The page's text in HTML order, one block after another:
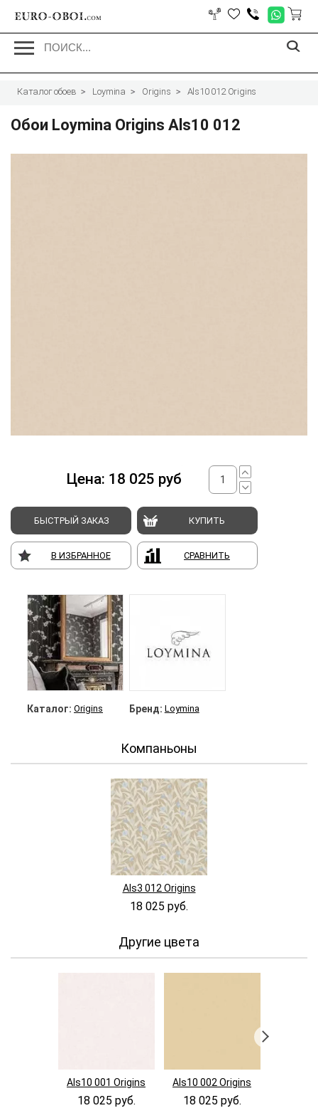
EURO-OBOI.com
Каталог обоев Loymina Origins Als10 012 Origins
Обои Loymina Origins Als10 012
Цена: 18 025 руб
БЫСТРЫЙ ЗАКАЗ КУПИТЬ
В ИЗБРАННОЕ СРАВНИТЬ
Каталог: Origins Бренд: Loymina
Компаньоны
Als3 012 Origins
18 025 руб.
Другие цвета
Als10 001 Origins
18 025 руб.
Als10 002 Origins
18 025 руб.